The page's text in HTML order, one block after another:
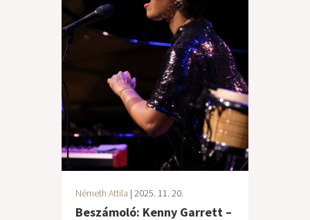
Németh Attila | 2025. 11. 20.
Beszámoló: Kenny Garrett –